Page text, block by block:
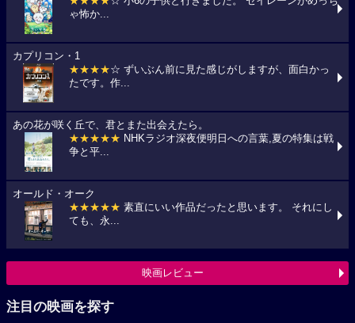
ゃ怖か...
カプリコン・1
★★★★☆ ずいぶん前に見た感じがしますが、面白かっ
たです。作...
あの花が咲く丘で、君とまた出会えたら。
★★★★★ NHKラジオ深夜便明日への言葉,夏の特集は戦
争と平...
オールド・オーク
★★★★★ 素直にいい作品だったと思います。 それにし
ても、永...
映画レビュー
注目の映画を探す